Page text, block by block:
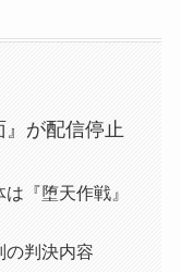
が配信停止
『堕天作戦』
の判決内容